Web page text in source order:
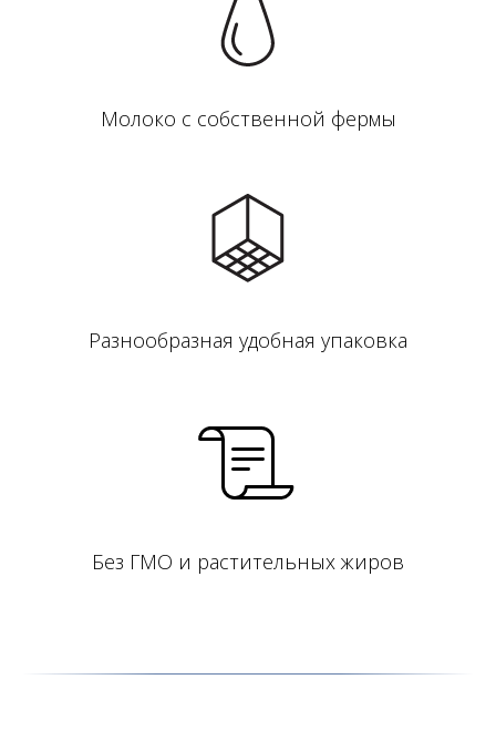
Молоко с собственной фермы
Разнообразная удобная упаковка
Без ГМО и растительных жиров